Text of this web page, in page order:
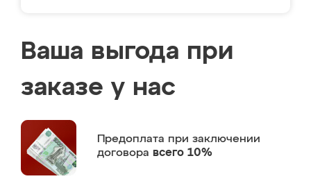
Ваша выгода при
заказе у нас
Предоплата при заключении
договора всего 10%